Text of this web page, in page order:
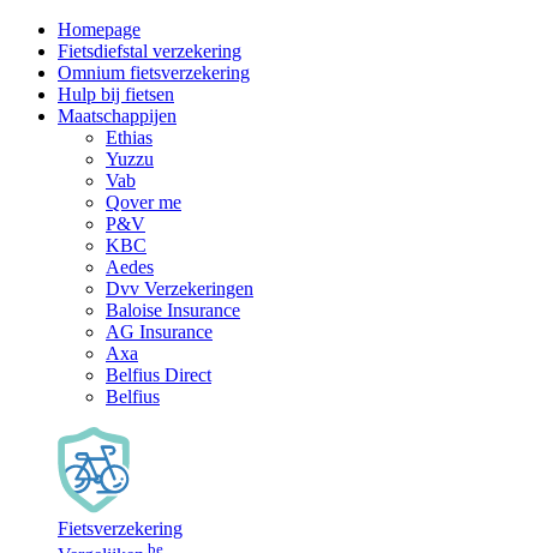
Homepage
Fietsdiefstal verzekering
Omnium fietsverzekering
Hulp bij fietsen
Maatschappijen
Ethias
Yuzzu
Vab
Qover me
P&V
KBC
Aedes
Dvv Verzekeringen
Baloise Insurance
AG Insurance
Axa
Belfius Direct
Belfius
Fietsverzekering
.be